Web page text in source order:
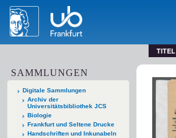
TITEL
SAMMLUNGEN
Digitale Sammlungen
Archiv der
Universitätsbibliothek JCS
Biologie
Frankfurt und Seltene Drucke
Handschriften und Inkunabeln